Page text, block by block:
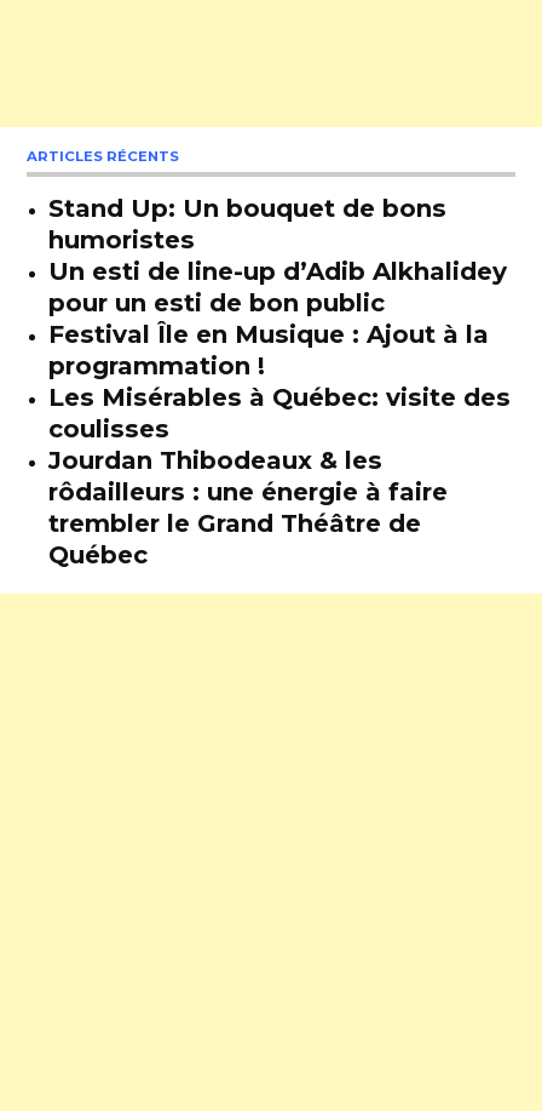
ARTICLES RÉCENTS
Stand Up: Un bouquet de bons
humoristes
Un esti de line-up d’Adib Alkhalidey
pour un esti de bon public
Festival Île en Musique : Ajout à la
programmation !
Les Misérables à Québec: visite des
coulisses
Jourdan Thibodeaux & les
rôdailleurs : une énergie à faire
trembler le Grand Théâtre de
Québec